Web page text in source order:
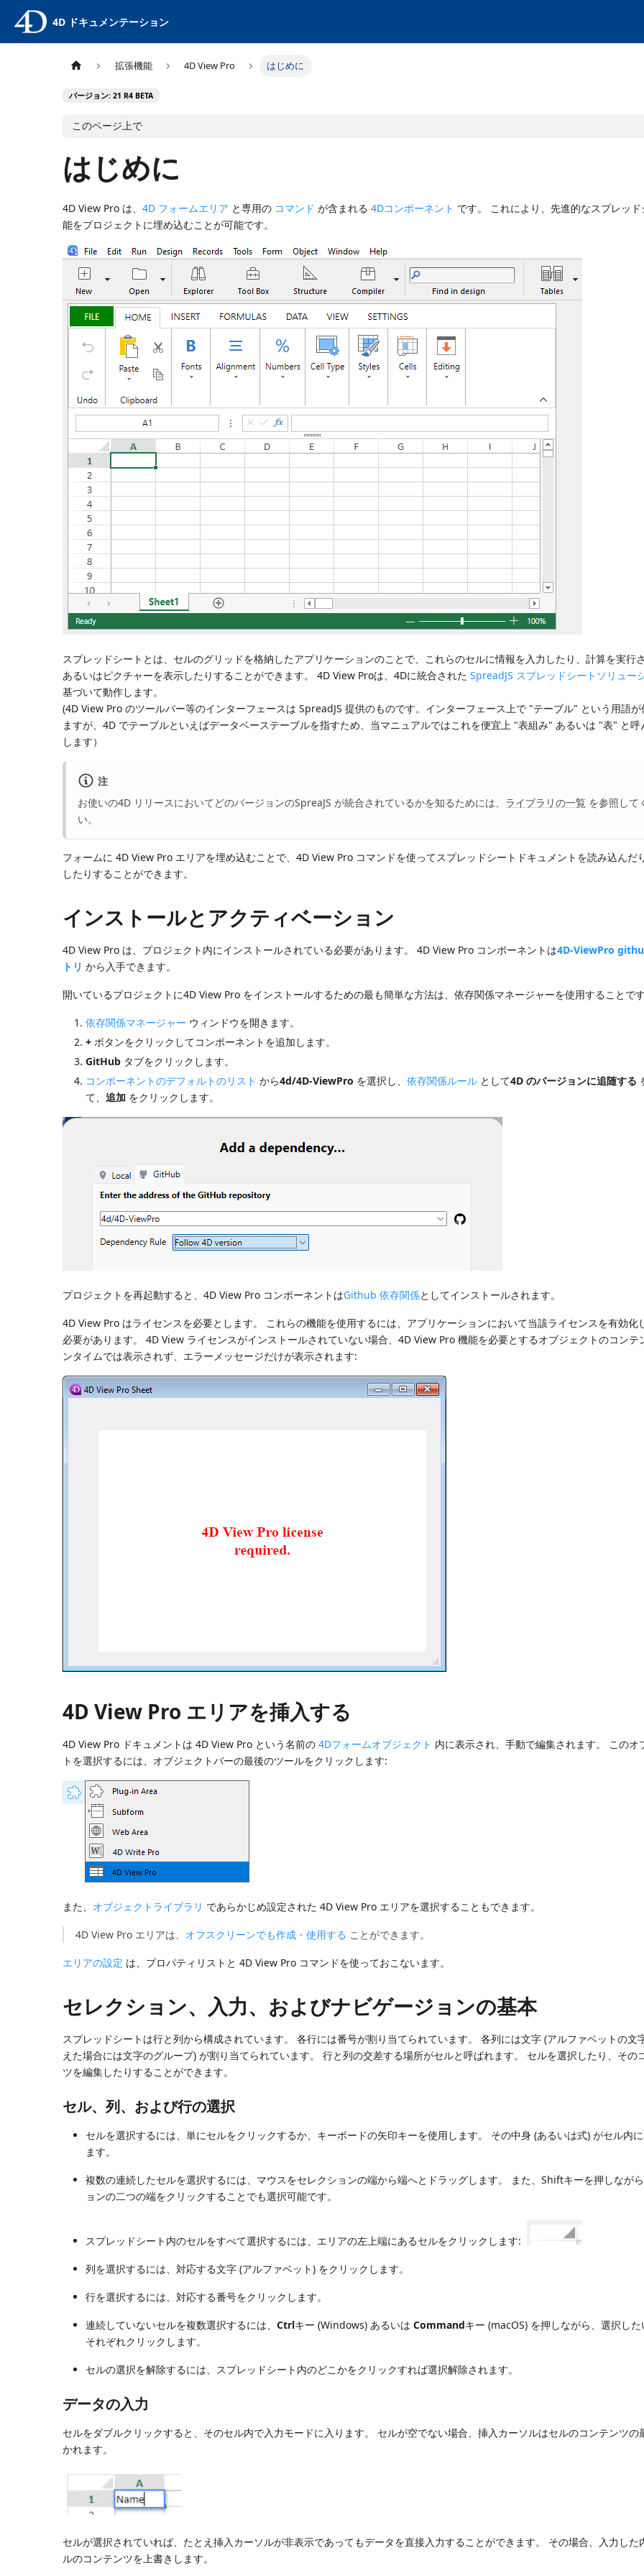
4D ドキュメンテーション
拡張機能 4D View Pro はじめに
バージョン: 21 R4 BETA
このページ上で
はじめに
4D View Pro は、4D フォームエリア と専用の コマンド が含まれる4Dコンポーネント です。 これにより、先進的なスプレッ
能をプロジェクトに埋め込むことが可能です。
スプレッドシートとは、セルのグリッドを格納したアプリケーションのことで、これらのセルに情報を入力したり、計算を実行
あるいはピクチャーを表示したりすることができます。 4D View Proは、4Dに統合されたSpreadJS スプレッドシートソリュー
基づいて動作します。
(4D View Pro のツールバー等のインターフェースは SpreadJS 提供のものです。インターフェース上で "テーブル" という用語
ますが、4D でテーブルといえばデータベーステーブルを指すため、当マニュアルではこれを便宜上 "表組み" あるいは "表" と呼
します）
注
お使いの4D リリースにおいてどのバージョンのSpreaJS が統合されているかを知るためには、 ライブラリの一覧 を参照して
い。
フォームに 4D View Pro エリアを埋め込むことで、4D View Pro コマンドを使ってスプレッドシートドキュメントを読み込んだ
したりすることができます。
インストールとアクティベーション
4D View Pro は、プロジェクト内にインストールされている必要があります。 4D View Pro コンポーネントは4D-ViewPro
トリ から入手できます。
開いているプロジェクトに4D View Pro をインストールするための最も簡単な方法は、依存関係マネージャーを使用することで
依存関係マネージャー ウィンドウを開きます。
+ ボタンをクリックしてコンポーネントを追加します。
GitHub タブをクリックします。
コンポーネントのデフォルトのリスト から4d/4D-ViewPro を選択し、依存関係ルール として4D のバージョンに追随する
て、追加 をクリックします。
プロジェクトを再起動すると、4D View Pro コンポーネントはGithub 依存関係としてインストールされます。
4D View Pro はライセンスを必要とします。 これらの機能を使用するには、アプリケーションにおいて当該ライセンスを有効化
必要があります。 4D View ライセンスがインストールされていない場合、4D View Pro 機能を必要とするオブジェクトのコンテ
ンタイムでは表示されず、エラーメッセージだけが表示されます:
4D View Pro エリアを挿入する
4D View Pro ドキュメントは 4D View Pro という名前の4Dフォームオブジェクト 内に表示され、手動で編集されます。 このオ
トを選択するには、オブジェクトバーの最後のツールをクリックします:
また、 オブジェクトライブラリ であらかじめ設定された 4D View Pro エリアを選択することもできます。
4D View Pro エリアは、 オフスクリーンでも作成・使用する ことができます。
エリアの設定 は、プロパティリストと 4D View Pro コマンドを使っておこないます。
セレクション、入力、およびナビゲージョンの基本
スプレッドシートは行と列から構成されています。 各行には番号が割り当てられています。 各列には文字 (アルファベットの文
えた場合には文字のグループ) が割り当てられています。 行と列の交差する場所がセルと呼ばれます。 セルを選択したり、その
ツを編集したりすることができます。
セル、列、および行の選択
セルを選択するには、単にセルをクリックするか、キーボードの矢印キーを使用します。 その中身 (あるいは式) がセル内
ます。
複数の連続したセルを選択するには、マウスをセレクションの端から端へとドラッグします。 また、Shiftキーを押しなが
ョンの二つの端をクリックすることでも選択可能です。
スプレッドシート内のセルをすべて選択するには、エリアの左上端にあるセルをクリックします:
列を選択するには、対応する文字 (アルファベット) をクリックします。
行を選択するには、対応する番号をクリックします。
連続していないセルを複数選択するには、Ctrlキー (Windows) あるいはCommandキー (macOS) を押しながら、選択し
それぞれクリックします。
セルの選択を解除するには、スプレッドシート内のどこかをクリックすれば選択解除されます。
データの入力
セルをダブルクリックすると、そのセル内で入力モードに入ります。 セルが空でない場合、挿入カーソルはセルのコンテンツの
かれます。
セルが選択されていれば、たとえ挿入カーソルが非表示であってもデータを直接入力することができます。 その場合、入力した
ルのコンテンツを上書きします。